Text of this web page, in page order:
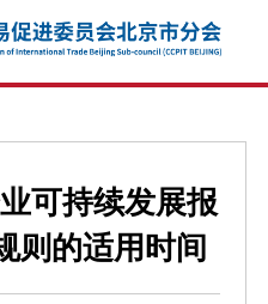
可持续发展报
则的适用时间